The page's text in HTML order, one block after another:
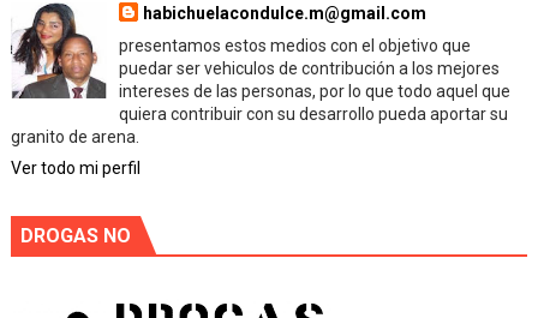
habichuelacondulce.m@gmail.com
presentamos estos medios con el objetivo que
puedar ser vehiculos de contribución a los mejores
intereses de las personas, por lo que todo aquel que
quiera contribuir con su desarrollo pueda aportar su
granito de arena.
Ver todo mi perfil
DROGAS NO